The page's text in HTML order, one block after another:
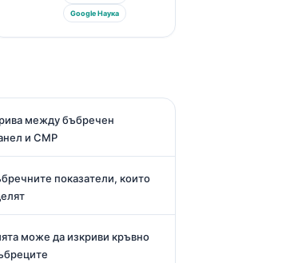
Google Наука
между бъбречен
и CMP
показатели, които
може да изкриви кръвно